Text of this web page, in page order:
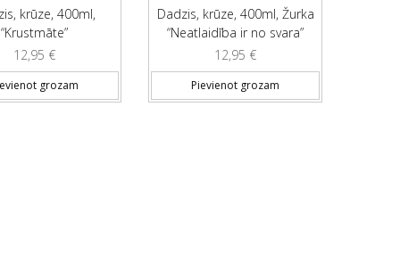
krūze, 400ml,
“Krustmāte”
12,95 €
grozam
Dadzis, krūze, 400ml, Žurka
“Neatlaidība ir no svara”
12,95 €
Pievienot grozam